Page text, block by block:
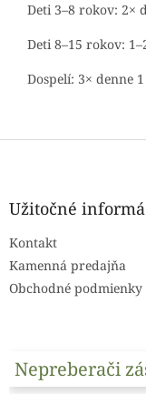
Deti 3–8 rokov: 2×
Deti 8–15 rokov:
Dospelí: 3× denne
Z
Užitočné
Kontakt
Kamenná predajňa
Obchodné
Nepreberači